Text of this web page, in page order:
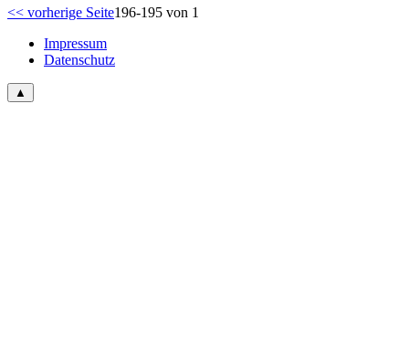
<< vorherige Seite196-195 von 1
Impressum
Datenschutz
▲